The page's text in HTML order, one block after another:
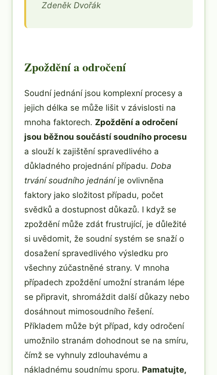
Zdeněk Dvořák
Zpoždění a odročení
Soudní jednání jsou komplexní procesy a
jejich délka se může lišit v závislosti na
mnoha faktorech. Zpoždění a odročení
jsou běžnou součástí soudního procesu
a slouží k zajištění spravedlivého a
důkladného projednání případu. Doba
trvání soudního jednáníje ovlivněna
faktory jako složitost případu, počet
svědků a dostupnost důkazů. I když se
zpoždění může zdát frustrující, je důležité
si uvědomit, že soudní systém se snaží o
dosažení spravedlivého výsledku pro
všechny zúčastněné strany. V mnoha
případech zpoždění umožní stranám lépe
se připravit, shromáždit další důkazy nebo
dosáhnout mimosoudního řešení.
Příkladem může být případ, kdy odročení
umožnilo stranám dohodnout se na smíru,
čímž se vyhnuly zdlouhavému a
nákladnému soudnímu sporu. Pamatujte,